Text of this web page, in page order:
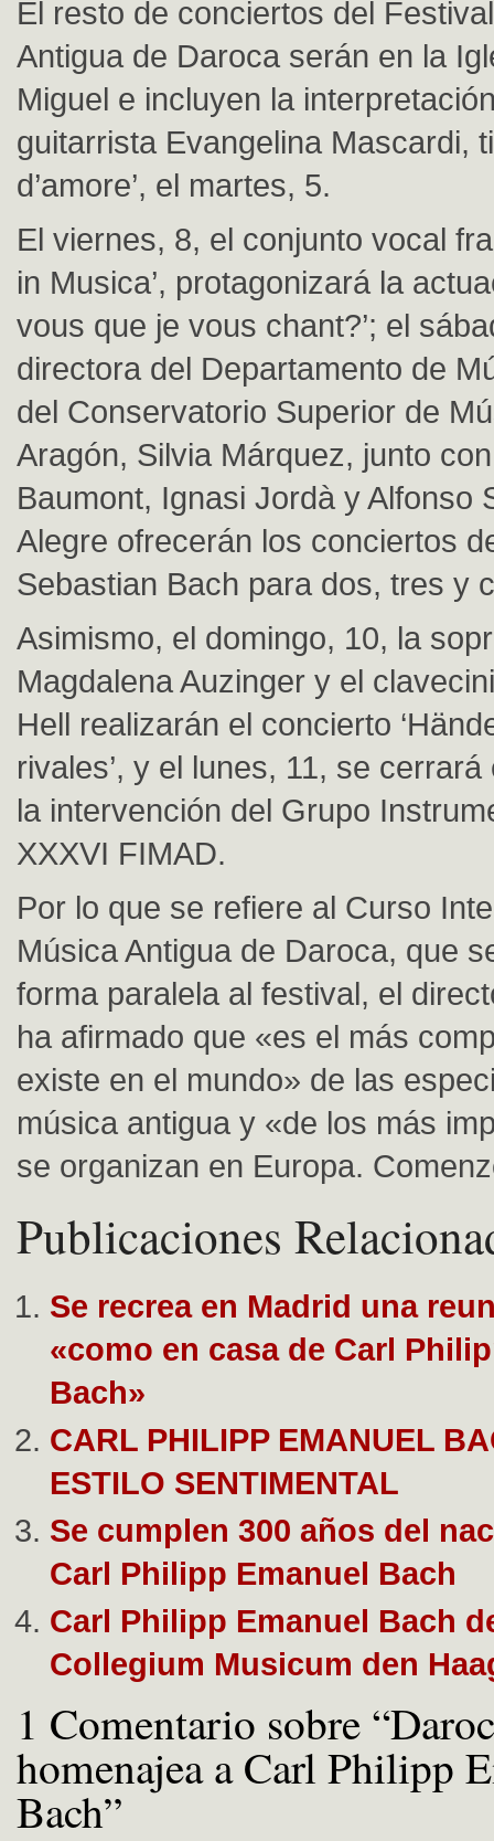
El resto de conciertos del
Antigua de Daroca serán en la
Miguel e incluyen la
guitarrista Evangelina Mascardi,
d’amore’, el martes, 5.
El viernes, 8, el conjunto vocal
in Musica’, protagonizará la
vous que je vous chant?’; el
directora del Departamento de
del Conservatorio Superior de
Aragón, Silvia Márquez, junto
Baumont, Ignasi Jordà y Alfonso
Alegre ofrecerán los conciertos
Sebastian Bach para dos, tres y
Asimismo, el domingo, 10, la
Magdalena Auzinger y el
Hell realizarán el concierto
rivales’, y el lunes, 11, se
la intervención del Grupo
XXXVI FIMAD.
Por lo que se refiere al Curso
Música Antigua de Daroca, que
forma paralela al festival, el
ha afirmado que «es el más
existe en el mundo» de las
música antigua y «de los más
se organizan en Europa.
Publicaciones
Se recrea en Madrid una
«como en casa de Carl
Bach»
CARL PHILIPP EMANUEL
ESTILO SENTIMENTAL
Se cumplen 300 años del
Carl Philipp Emanuel Bach
Carl Philipp Emanuel Bach
Collegium Musicum den
1 Comentario sobre
homenajea a Carl Philipp
Bach”